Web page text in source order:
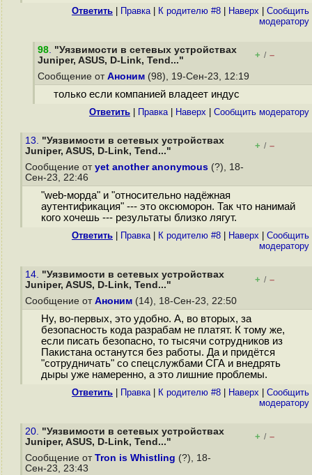
Ответить Правка| К родителю #8 Наверх
Cообщить
модератору
98. "Уязвимости в сетевых устройствах
Juniper, ASUS, D-Link, Tend..."
+ / –
Сообщение от Аноним (98), 19-Сен-23, 12:19
только если компанией владеет индус
Ответить Правка| Наверх Cообщить модератору
13. "Уязвимости в сетевых устройствах
Juniper, ASUS, D-Link, Tend..."
+ / –
Сообщение от yet another anonymous (?), 18-
Сен-23, 22:46
"web-морда" и "относительно надёжная
аутентификация" --- это оксюморон. Так что нанимай
кого хочешь --- результаты близко лягут.
Ответить Правка| К родителю #8 Наверх
Cообщить
модератору
14. "Уязвимости в сетевых устройствах
Juniper, ASUS, D-Link, Tend..."
+ / –
Сообщение от Аноним (14), 18-Сен-23, 22:50
Ну, во-первых, это удобно. А, во вторых, за
безопасность кода разрабам не платят. К тому же,
если писать безопасно, то тысячи сотрудников из
Пакистана останутся без работы. Да и придётся
"сотрудничать" со спецслужбами СГА и внедрять
дыры уже намеренно, а это лишние проблемы.
Ответить Правка| К родителю #8 Наверх
Cообщить
модератору
20. "Уязвимости в сетевых устройствах
Juniper, ASUS, D-Link, Tend..."
+ / –
Сообщение от Tron is Whistling (?), 18-
Сен-23, 23:43